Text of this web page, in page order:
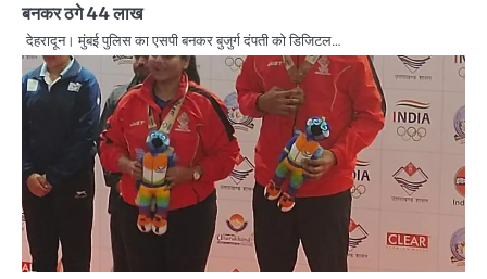
बनकर ठगे 44 लाख
देहरादून। मुंबई पुलिस का एसपी बनकर बुजुर्ग दंपती को डिजिटल…